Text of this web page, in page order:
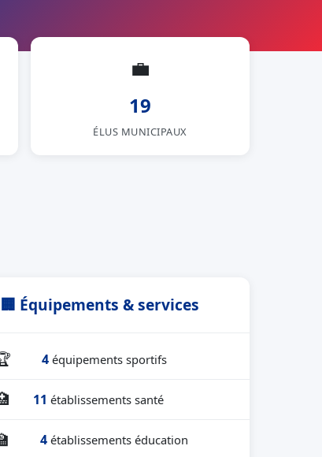
💼
19
ÉLUS MUNICIPAUX
🏢 Équipements & services
4 équipements sportifs
11 établissements santé
4 établissements éducation